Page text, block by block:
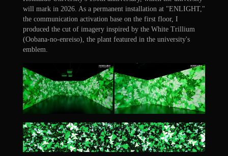
will mark in 2026. As a permanent installation at "ENLIGHT,"
the communication activation base on the first floor, I
produced the cut of imagery inspired by the White Trillium
(Oobana-no-enreiso), the plant featured in the university's
emblem.